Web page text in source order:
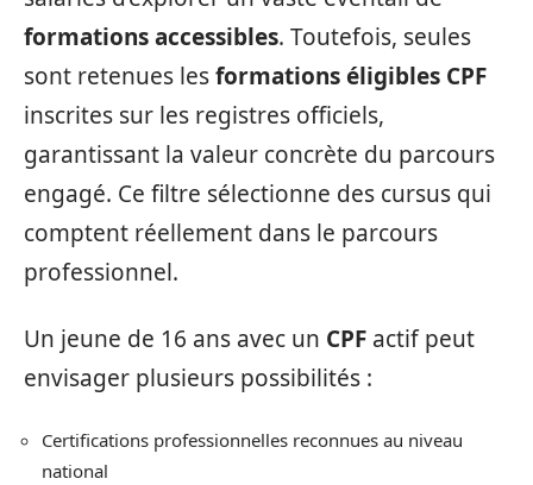
formations accessibles. Toutefois, seules
sont retenues lesformations éligibles CPF
inscrites sur les registres officiels,
garantissant la valeur concrète du parcours
engagé. Ce filtre sélectionne des cursus qui
comptent réellement dans le parcours
professionnel.
Un jeune de 16 ans avec un CPF actif peut
envisager plusieurs possibilités :
Certifications professionnelles reconnues au niveau
national